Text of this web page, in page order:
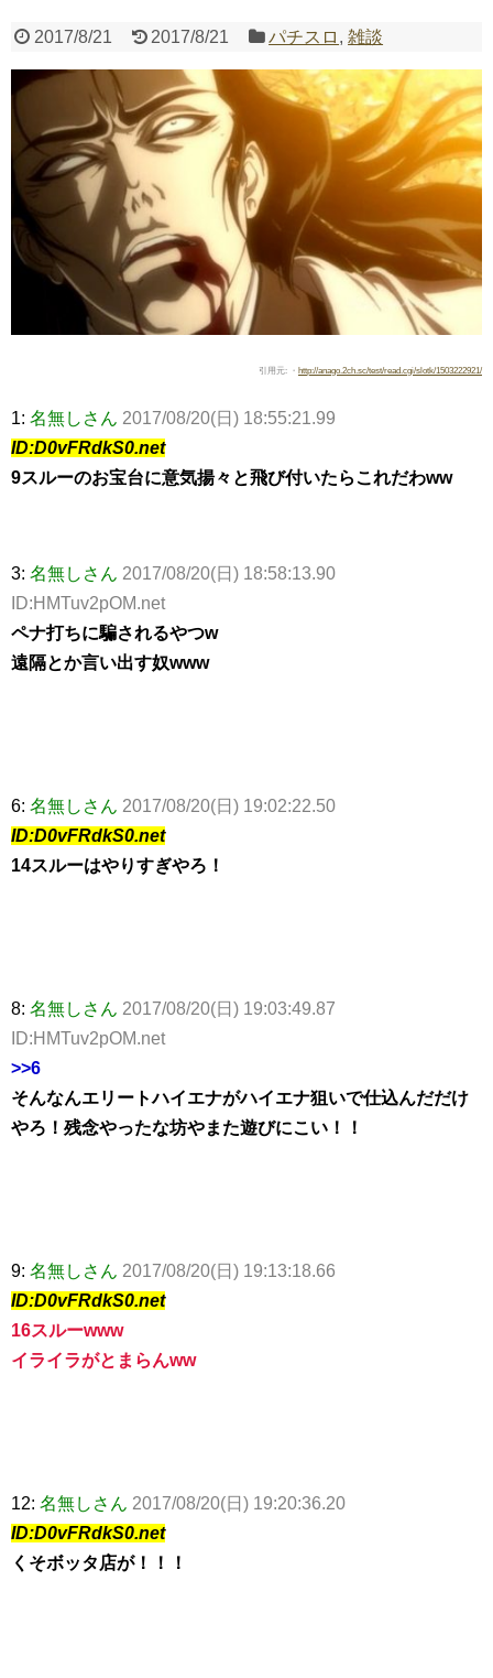
Powered by livedoor 相互RSS
2017/8/21 2017/8/21 パチスロ ,雑談
引用元: ・ http://anago.2ch.sc/test/read.cgi/slotk/1503222921/
1: 名無しさん 2017/08/20(日) 18:55:21.99
ID:D0vFRdkS0.net
9スルーのお宝台に意気揚々と飛び付いたらこれだわww
3: 名無しさん 2017/08/20(日) 18:58:13.90
ID:HMTuv2pOM.net
ペナ打ちに騙されるやつw
遠隔とか言い出す奴www
6: 名無しさん 2017/08/20(日) 19:02:22.50
ID:D0vFRdkS0.net
14スルーはやりすぎやろ！
8: 名無しさん 2017/08/20(日) 19:03:49.87
ID:HMTuv2pOM.net
>>6
そんなんエリートハイエナがハイエナ狙いで仕込んだだけ
やろ！残念やったな坊やまた遊びにこい！！
9: 名無しさん 2017/08/20(日) 19:13:18.66
ID:D0vFRdkS0.net
16スルーwww
イライラがとまらんww
12: 名無しさん 2017/08/20(日) 19:20:36.20
ID:D0vFRdkS0.net
くそボッタ店が！！！